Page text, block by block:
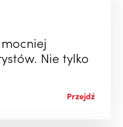
Nie tylko
Przejdź